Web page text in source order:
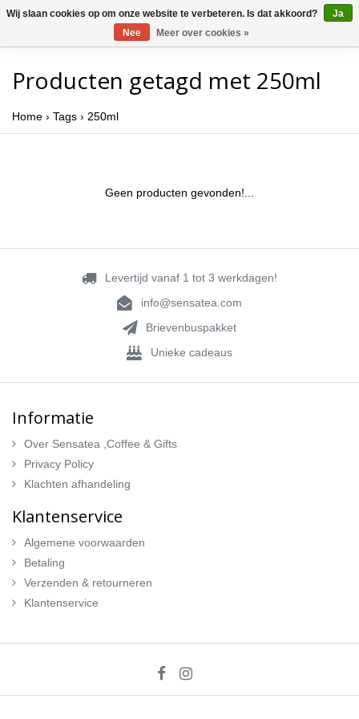
Producten getagd met 250ml
Home › Tags › 250ml
Geen producten gevonden!...
Levertijd vanaf 1 tot 3 werkdagen!
info@sensatea.com
Brievenbuspakket
Unieke cadeaus
Informatie
Over Sensatea ,Coffee & Gifts
Privacy Policy
Klachten afhandeling
Klantenservice
Algemene voorwaarden
Betaling
Verzenden & retourneren
Klantenservice
Wij slaan cookies op om onze website te verbeteren. Is dat akkoord?
Ja
Nee
Meer over cookies »